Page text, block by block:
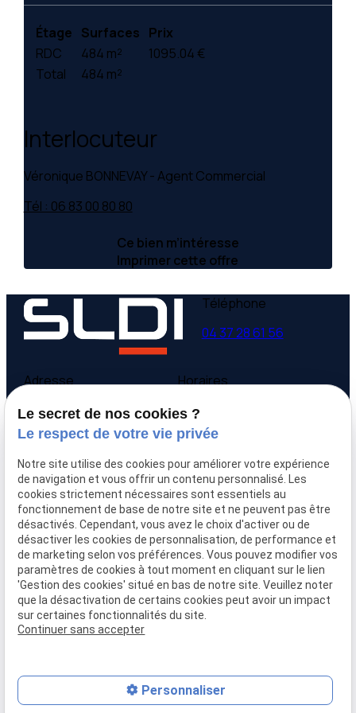
Étage Surfaces Prix
RDC
484 m²
1095.04 €
Total
484 m²
Interlocuteur
Véronique BONNEVAY - Agent Commercial
Tél : 06 83 00 80 80
Ce bien m’intéresse
Imprimer cette offre
Téléphone
04 37 28 61 56
Adresse
9 avenue Victor Hugo
69160 Tassin la Demi-
Lune
Horaires
Lundi - Vendredi
09:00-12:00,
Accueil
Qui sommes-nous
Nos biens
Prix immobilier
Confier mon bien
Rejoignez-nous
Contact
Le secret de nos cookies ?
Le respect de votre vie privée
Notre site utilise des cookies pour améliorer votre expérience
de navigation et vous offrir un contenu personnalisé. Les
cookies strictement nécessaires sont essentiels au
fonctionnement de base de notre site et ne peuvent pas être
désactivés. Cependant, vous avez le choix d'activer ou de
désactiver les cookies de personnalisation, de performance et
de marketing selon vos préférences. Vous pouvez modifier vos
paramètres de cookies à tout moment en cliquant sur le lien
'Gestion des cookies' situé en bas de notre site. Veuillez noter
que la désactivation de certains cookies peut avoir un impact
sur certaines fonctionnalités du site.
Continuer sans accepter
Personnaliser